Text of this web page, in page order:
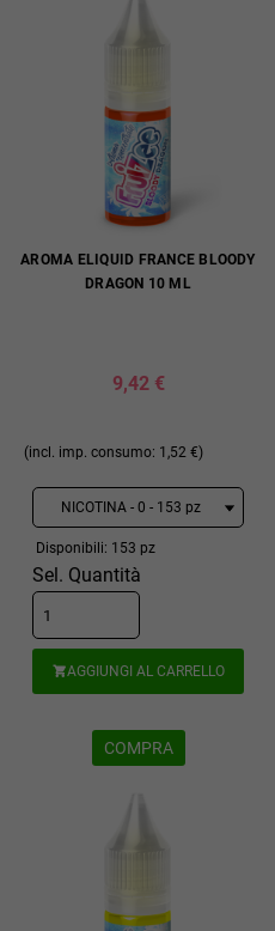
AROMA ELIQUID FRANCE BLOODY
DRAGON 10 ML
9,42 €
(incl. imp. consumo: 1,52 €)
Disponibili: 153 pz
Sel. Quantità
AGGIUNGI AL CARRELLO
COMPRA